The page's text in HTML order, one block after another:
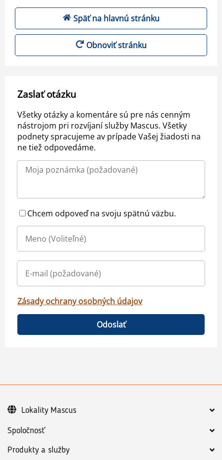
Späť na hlavnú stránku
Obnoviť stránku
Zaslať otázku
Všetky otázky a komentáre sú pre nás cenným
nástrojom pri rozvíjaní služby Mascus. Všetky
podnety spracujeme av prípade Vašej žiadosti na
ne tiež odpovedáme.
Chcem odpoveď na svoju spätnú väzbu.
Zásady ochrany osobných údajov
Odoslať
Spoločnosť
Produkty a služby
Lokality Mascus